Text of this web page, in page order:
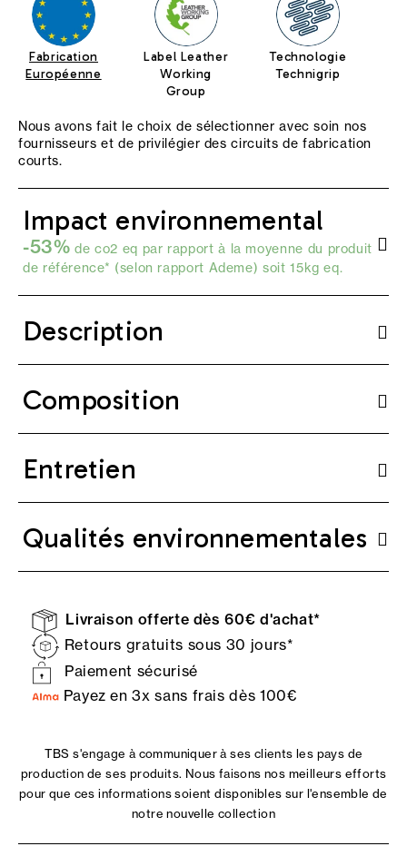
Fabrication
Européenne
Label Leather
Working
Group
Technologie
Technigrip
Nous avons fait le choix de sélectionner avec soin nos
fournisseurs et de privilégier des circuits de fabrication
courts.
Impact environnemental
-53% de co2 eq par rapport à la moyenne du produit
de référence* (selon rapport Ademe) soit 15kg eq.
Description
Composition
Entretien
Qualités environnementales
Livraison offerte dès 60€ d'achat*
Retours gratuits sous 30 jours*
Paiement sécurisé
Payez en 3x sans frais dès 100€
TBS s'engage à communiquer à ses clients les pays de
production de ses produits. Nous faisons nos meilleurs efforts
pour que ces informations soient disponibles sur l'ensemble de
notre nouvelle collection